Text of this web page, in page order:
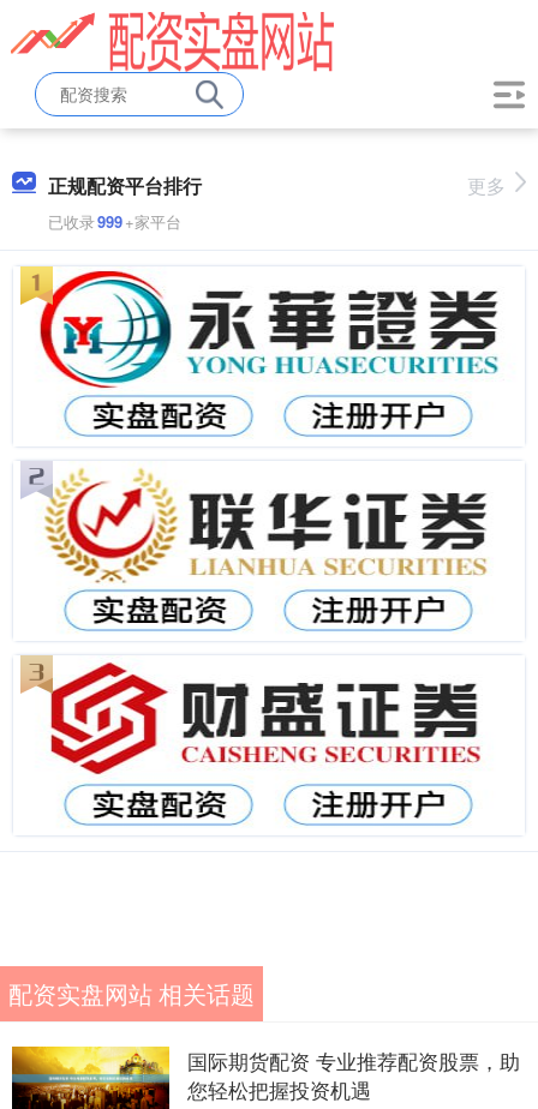
正规配资平台排行
已收录999+家平台
更多
配资实盘网站 相关话题
国际期货配资 专业推荐配资股票，助
您轻松把握投资机遇